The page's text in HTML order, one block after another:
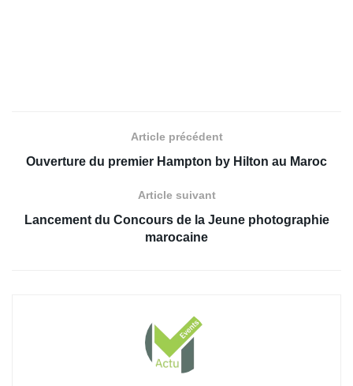
Article précédent
Ouverture du premier Hampton by Hilton au Maroc
Article suivant
Lancement du Concours de la Jeune photographie
marocaine